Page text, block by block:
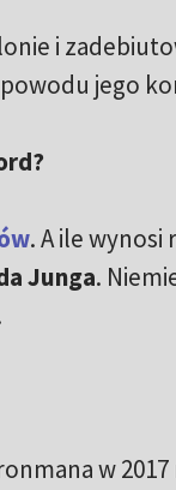
i
jego
. A ile wynosi
Junga.
w